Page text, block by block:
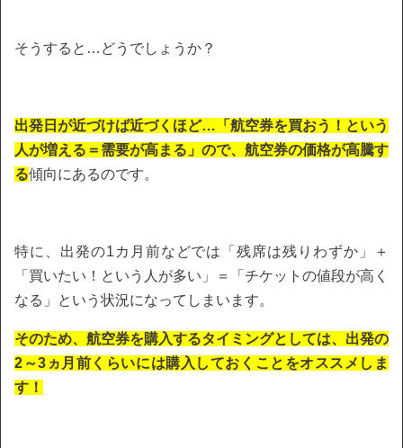
そうすると…どうでしょうか？
出発日が近づけば近づくほど…「航空券を買おう！という
人が増える＝需要が高まる」ので、航空券の価格が高騰す
る傾向にあるのです。
特に、出発の1カ月前などでは「残席は残りわずか」＋
「買いたい！という人が多い」＝「チケットの値段が高く
なる」という状況になってしまいます。
そのため、航空券を購入するタイミングとしては、出発の
2～3ヵ月前くらいには購入しておくことをオススメしま
す！